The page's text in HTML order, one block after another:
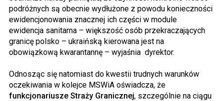
podróżnych są obecnie wydłużone z powodu konieczności
ewidencjonowania znacznej ich części w module
ewidencja sanitarna – większość osób przekraczających
granicę polsko – ukraińską kierowana jest na
obowiązkową kwarantannę – wyjaśnia dyrektor.
Odnosząc się natomiast do kwestii trudnych warunków
oczekiwania w kolejce MSWiA oświadcza, że
funkcjonariusze Straży Granicznej, szczególnie na ciągu